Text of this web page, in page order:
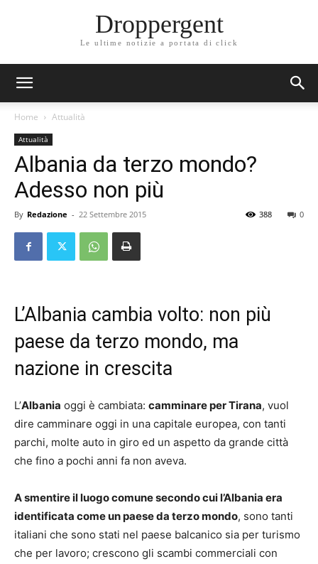
Droppergent
Le ultime notizie a portata di click
Home Attualità
Attualità
Albania da terzo mondo?
Adesso non più
By Redazione - 22 Settembre 2015 0
388
L’Albania cambia volto: non più
paese da terzo mondo, ma
nazione in crescita
L’Albania oggi è cambiata: camminare per Tirana, vuol
dire camminare oggi in una capitale europea, con tanti
parchi, molte auto in giro ed un aspetto da grande città
che fino a pochi anni fa non aveva.
A smentire il luogo comune secondo cui l’Albania era
identificata come un paese da terzo mondo, sono tanti
italiani che sono stati nel paese balcanico sia per turismo
che per lavoro; crescono gli scambi commerciali con